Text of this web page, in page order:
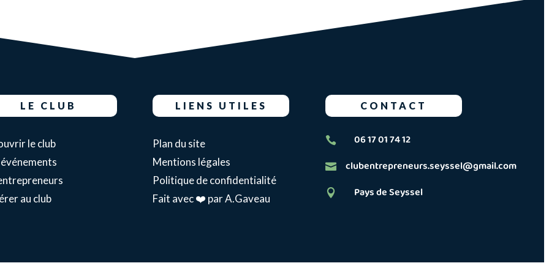
LE CLUB
le club
au club
LIENS UTILES
Plan du site
Mentions légales
Politique de confidentialité
Fait avec ❤️ par A.Gaveau
CONTACT
 06 17 01 74 12
 clubentrepreneurs.seyssel@gmail.com
 Pays de Seyssel